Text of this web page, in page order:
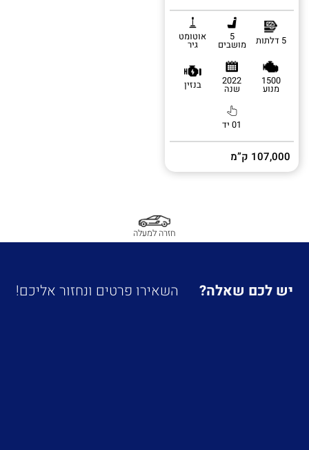
5 דלתות 5
מושבים
אוטומט
גיר
1500
מנוע
2022
שנה בנזין
01 יד
107,000 ק”מ
חזרה למעלה
יש לכם שאלה? השאירו פרטים ונחזור אליכם!